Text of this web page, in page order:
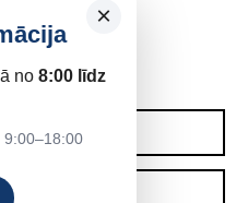
×
no 8:00 līdz
9:00–18:00